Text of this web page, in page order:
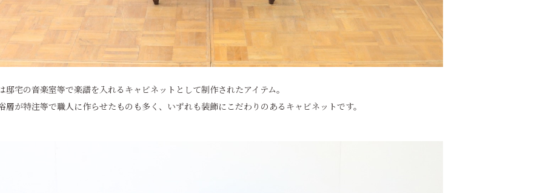
邸宅の音楽室等で楽譜を入れるキャビネットとして制作されたアイテム。
層が特注等で職人に作らせたものも多く、いずれも装飾にこだわりのあるキャビネットです。